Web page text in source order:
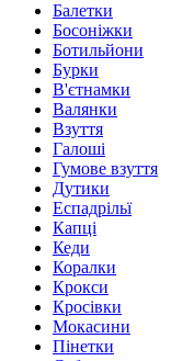
Балетки
Босоніжки
Ботильйони
Бурки
В'єтнамки
Валянки
Взуття
Галоші
Гумове взуття
Дутики
Еспадрільї
Капці
Кеди
Коралки
Крокси
Кросівки
Мокасини
Пінетки